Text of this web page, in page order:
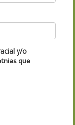
y/o
que